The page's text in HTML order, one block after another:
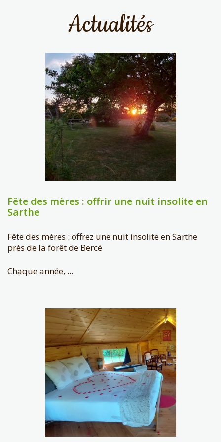
Actualités
Fête des mères : offrir une nuit insolite en
Sarthe
Fête des mères : offrez une nuit insolite en Sarthe
près de la forêt de Bercé
Chaque année, ...